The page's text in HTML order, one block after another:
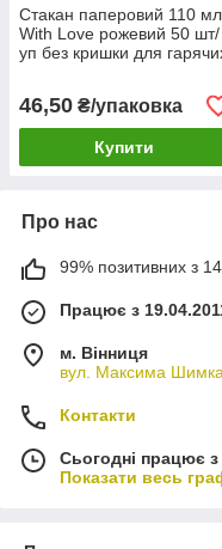
Стакан паперовий 110 мл
With Love рожевий 50 шт/
уп без кришки для
46,50 ₴/упаковка
Купити
Про нас
99% позитивних з
Працює з
м. Вінниця
вул. Максима
Контакти
Сьогодні працює
Показати весь